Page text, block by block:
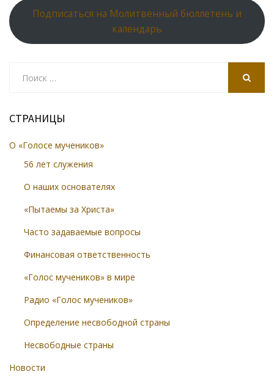
Подписаться на Молитвенный бюллетень и
календарь
СТРАНИЦЫ
О «Голосе мучеников»
56 лет служения
О наших основателях
«Пытаемы за Христа»
Часто задаваемые вопросы
Финансовая ответственность
«Голос мучеников» в мире
Радио «Голос мучеников»
Определение несвободной страны
Несвободные страны
Новости